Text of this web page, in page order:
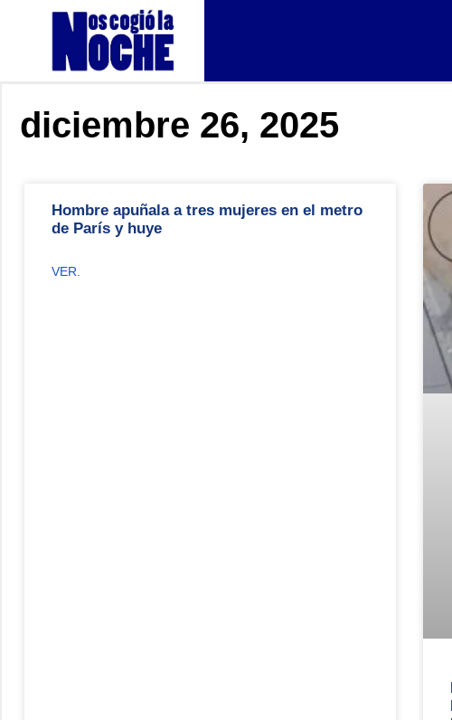
diciembre 26, 2025
Hombre apuñala a tres mujeres en el metro
de París y huye
VER.